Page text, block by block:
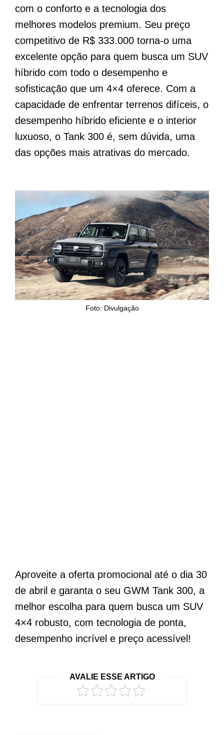
com o conforto e a tecnologia dos
melhores modelos premium. Seu preço
competitivo de R$ 333.000 torna-o uma
excelente opção para quem busca um SUV
híbrido com todo o desempenho e
sofisticação que um 4×4 oferece. Com a
capacidade de enfrentar terrenos difíceis, o
desempenho híbrido eficiente e o interior
luxuoso, o Tank 300 é, sem dúvida, uma
das opções mais atrativas do mercado.
Foto: Divulgação
Aproveite a oferta promocional até o dia 30
de abril e garanta o seu GWM Tank 300, a
melhor escolha para quem busca um SUV
4×4 robusto, com tecnologia de ponta,
desempenho incrível e preço acessível!
AVALIE ESSE ARTIGO